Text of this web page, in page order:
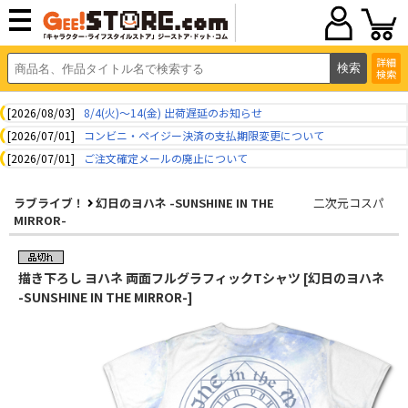
詳細
検索
[2026/08/03]
8/4(火)～14(金) 出荷遅延のお知らせ
[2026/07/01]
コンビニ・ペイジー決済の支払期限変更について
[2026/07/01]
ご注文確定メールの廃止について
ラブライブ！
幻日のヨハネ -SUNSHINE IN THE
MIRROR-
二次元コスパ
描き下ろし ヨハネ 両面フルグラフィックTシャツ [幻日のヨハネ
-SUNSHINE IN THE MIRROR-]